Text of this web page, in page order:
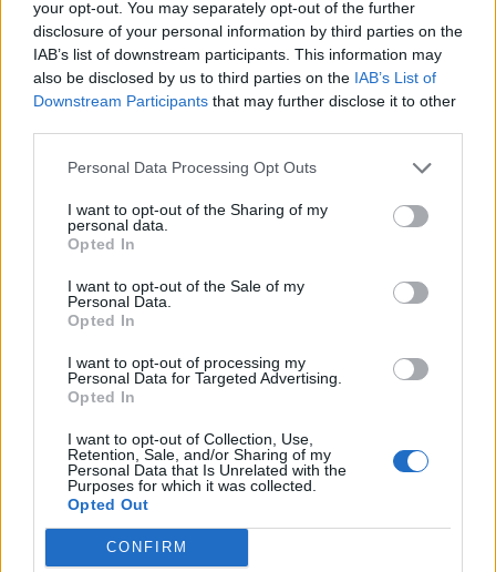
your opt-out. You may separately opt-out of the further
disclosure of your personal information by third parties on the
IAB’s list of downstream participants. This information may
also be disclosed by us to third parties on the IAB’s List of
Downstream Participants that may further disclose it to other
Personal Data Processing Opt Outs
I want to opt-out of the Sharing of my
personal data.
Opted In
I want to opt-out of the Sale of my
Personal Data.
Opted In
I want to opt-out of processing my
Personal Data for Targeted Advertising.
Opted In
I want to opt-out of Collection, Use,
Retention, Sale, and/or Sharing of my
Personal Data that Is Unrelated with the
Purposes for which it was collected.
Opted Out
CONFIRM
Ακολουθήστε το Pink.gr στοGoogle Newsκαι
μάθετε πρώτοιτα πιο hot νέα.
Ακολουθήστε το Pink.gr και στοInstagram